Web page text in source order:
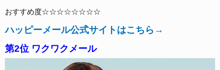
おすすめ度☆☆☆☆☆☆☆☆
ハッピーメール公式サイトはこちら→
第2位 ワクワクメール